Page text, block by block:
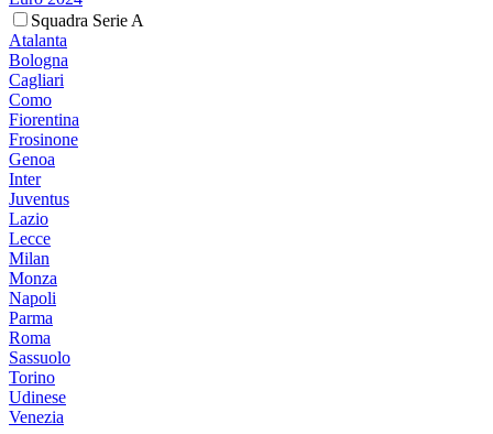
Squadra Serie A
Atalanta
Bologna
Cagliari
Como
Fiorentina
Frosinone
Genoa
Inter
Juventus
Lazio
Lecce
Milan
Monza
Napoli
Parma
Roma
Sassuolo
Torino
Udinese
Venezia